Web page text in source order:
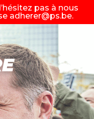
pas à nous
adherer@ps.be.